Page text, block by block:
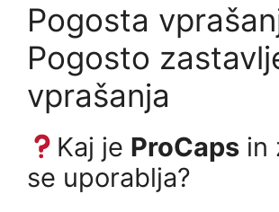
Pogosta
Pogosto
vprašanja
Kaj je ProCaps in
se uporablja?